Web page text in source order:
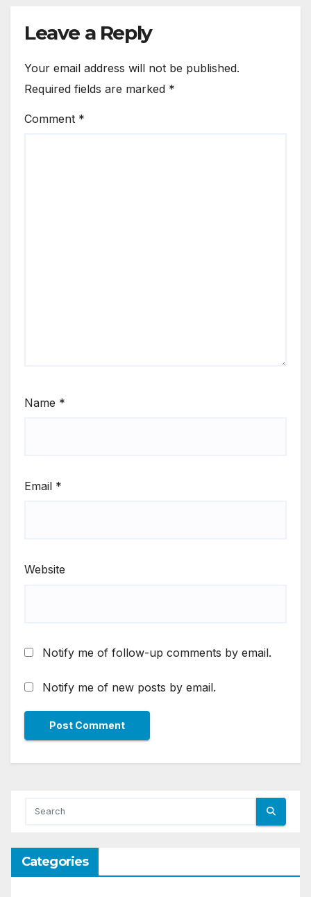
Leave a Reply
Your email address will not be published.
Required fields are marked *
Comment *
Name *
Email *
Website
Notify me of follow-up comments by email.
Notify me of new posts by email.
Categories